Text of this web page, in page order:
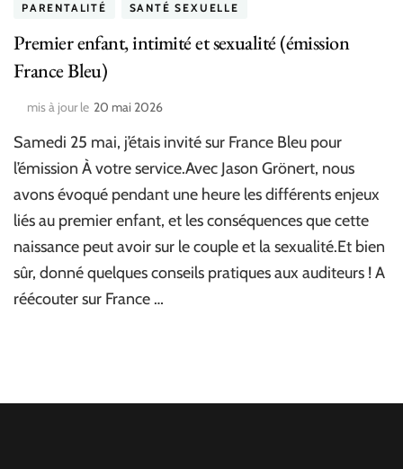
PARENTALITÉ SANTÉ SEXUELLE
Premier enfant, intimité et sexualité (émission
France Bleu)
mis à jour le 20 mai 2026
Samedi 25 mai, j’étais invité sur France Bleu pour
l’émission À votre service.Avec Jason Grönert, nous
avons évoqué pendant une heure les différents enjeux
liés au premier enfant, et les conséquences que cette
naissance peut avoir sur le couple et la sexualité.Et bien
sûr, donné quelques conseils pratiques aux auditeurs ! A
réécouter sur France …